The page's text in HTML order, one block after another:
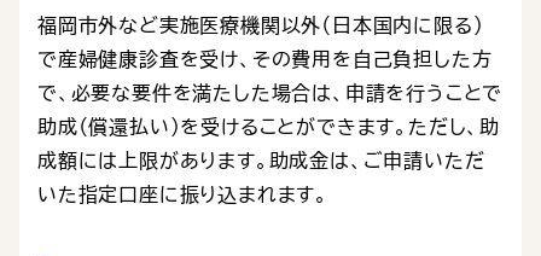
福岡市外など実施医療機関以外（日本国内に限る）
で産婦健康診査を受け、その費用を自己負担した方
で、必要な要件を満たした場合は、申請を行うことで
助成（償還払い）を受けることができます。ただし、助
成額には上限があります。助成金は、ご申請いただ
いた指定口座に振り込まれます。